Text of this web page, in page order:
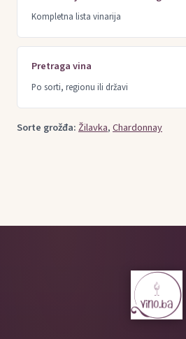
Kompletna lista vinarija
Pretraga vina
Po sorti, regionu ili državi
Sorte grožđa:Žilavka,Chardonnay